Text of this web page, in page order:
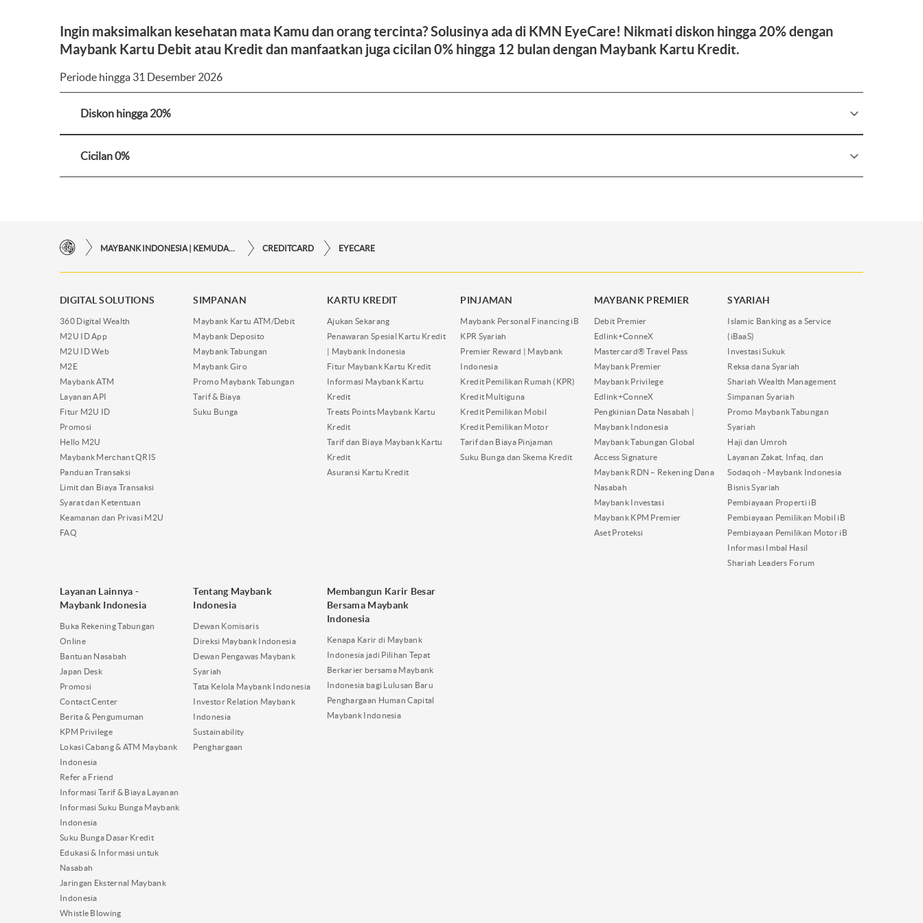
Ingin maksimalkan kesehatan mata Kamu dan orang tercinta? Solusinya ada di KMN EyeCare! Nikmati diskon hingga 20% dengan
Maybank Kartu Debit atau Kredit dan manfaatkan juga cicilan 0% hingga 12 bulan dengan Maybank Kartu Kredit.
Periode hingga 31 Desember 2026
Diskon hingga 20%
Cicilan 0%
CREDITCARD EYECARE
DIGITAL SOLUTIONS
360 Digital Wealth
M2U ID App
M2U ID Web
M2E
Maybank ATM
Layanan API
Fitur M2U ID
Promosi
Hello M2U
Maybank Merchant QRIS
Panduan Transaksi
Limit dan Biaya Transaksi
Syarat dan Ketentuan
Keamanan dan Privasi M2U
FAQ
SIMPANAN
Maybank Kartu ATM/Debit
Maybank Deposito
Maybank Tabungan
Maybank Giro
Promo Maybank Tabungan
Tarif & Biaya
Suku Bunga
KARTU KREDIT
Ajukan Sekarang
Penawaran Spesial Kartu Kredit
| Maybank Indonesia
Fitur Maybank Kartu Kredit
Informasi Maybank Kartu
Kredit
Treats Points Maybank Kartu
Kredit
Tarif dan Biaya Maybank Kartu
Kredit
Asuransi Kartu Kredit
PINJAMAN
Maybank Personal Financing iB
KPR Syariah
Premier Reward | Maybank
Indonesia
Kredit Pemilikan Rumah (KPR)
Kredit Multiguna
Kredit Pemilikan Mobil
Kredit Pemilikan Motor
Tarif dan Biaya Pinjaman
Suku Bunga dan Skema Kredit
MAYBANK PREMIER
Debit Premier
Edlink+ConneX
Mastercard® Travel Pass
Maybank Premier
Maybank Privilege
Edlink+ConneX
Pengkinian Data Nasabah |
Maybank Indonesia
Maybank Tabungan Global
Access Signature
Maybank RDN – Rekening Dana
Nasabah
Maybank Investasi
Maybank KPM Premier
Aset Proteksi
SYARIAH
Islamic Banking as a Service
(iBaaS)
Investasi Sukuk
Reksa dana Syariah
Shariah Wealth Management
Simpanan Syariah
Promo Maybank Tabungan
Syariah
Haji dan Umroh
Layanan Zakat, Infaq, dan
Sodaqoh - Maybank Indonesia
Bisnis Syariah
Pembiayaan Properti iB
Pembiayaan Pemilikan Mobil iB
Pembiayaan Pemilikan Motor iB
Informasi Imbal Hasil
Shariah Leaders Forum
Layanan Lainnya -
Maybank Indonesia
Buka Rekening Tabungan
Online
Bantuan Nasabah
Japan Desk
Promosi
Contact Center
Berita & Pengumuman
KPM Privilege
Lokasi Cabang & ATM Maybank
Indonesia
Refer a Friend
Informasi Tarif & Biaya Layanan
Informasi Suku Bunga Maybank
Indonesia
Suku Bunga Dasar Kredit
Edukasi & Informasi untuk
Nasabah
Jaringan Eksternal Maybank
Indonesia
Whistle Blowing
Tentang Maybank
Indonesia
Dewan Komisaris
Direksi Maybank Indonesia
Dewan Pengawas Maybank
Syariah
Tata Kelola Maybank Indonesia
Investor Relation Maybank
Indonesia
Sustainability
Penghargaan
Membangun Karir Besar
Bersama Maybank
Indonesia
Kenapa Karir di Maybank
Indonesia jadi Pilihan Tepat
Berkarier bersama Maybank
Indonesia bagi Lulusan Baru
Penghargaan Human Capital
Maybank Indonesia